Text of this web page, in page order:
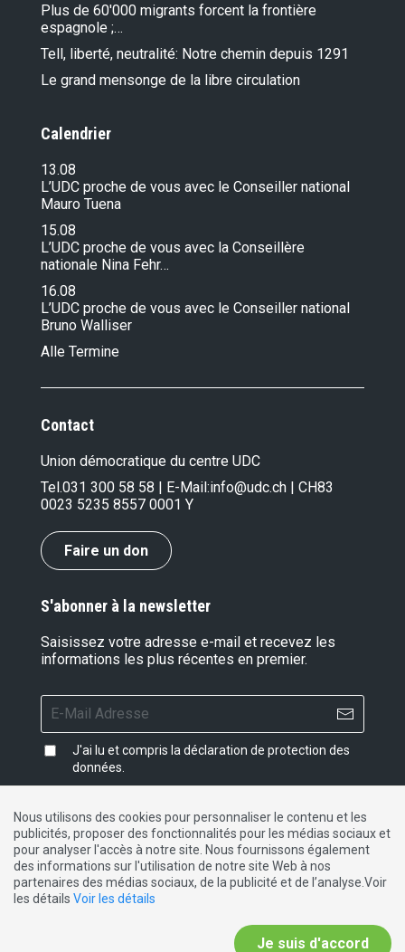
Plus de 60'000 migrants forcent la frontière
espagnole ;…
Tell, liberté, neutralité: Notre chemin depuis 1291
Le grand mensonge de la libre circulation
Calendrier
13.08
L’UDC proche de vous avec le Conseiller national
Mauro Tuena
15.08
L’UDC proche de vous avec la Conseillère
nationale Nina Fehr…
16.08
L’UDC proche de vous avec le Conseiller national
Bruno Walliser
Alle Termine
Contact
Union démocratique du centre UDC
Tel.031 300 58 58 | E-Mail:info@udc.ch | CH83
0023 5235 8557 0001 Y
Faire un don
S'abonner à la newsletter
Saisissez votre adresse e-mail et recevez les
informations les plus récentes en premier.
J'ai lu et compris la déclaration de protection des
données
Impressum| Protection des données|Contact
DE FR IT
Nous utilisons des cookies pour personnaliser le contenu et les
publicités, proposer des fonctionnalités pour les médias sociaux et
pour analyser l'accès à notre site. Nous fournissons également
des informations sur l'utilisation de notre site Web à nos
partenaires des médias sociaux, de la publicité et de l’analyse.Voir
les détails Voir les détails
Je suis d'accord